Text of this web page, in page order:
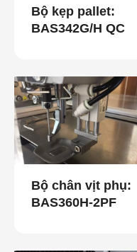
Bộ kẹp pallet:
BAS342G/H QC
Bộ chân vịt phụ:
BAS360H-2PF